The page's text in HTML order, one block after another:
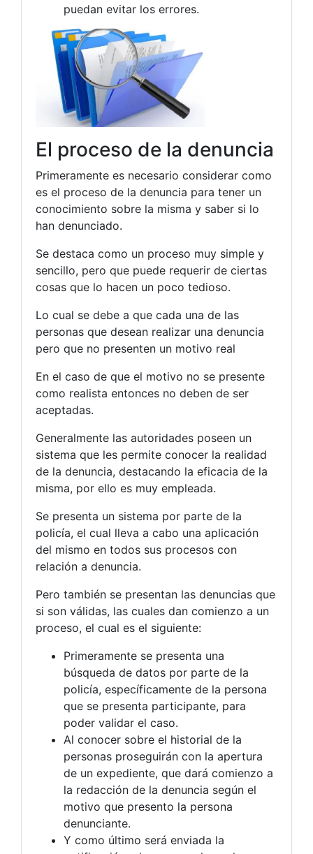
puedan evitar los errores.
El proceso de la denuncia
Primeramente es necesario considerar como
es el proceso de la denuncia para tener un
conocimiento sobre la misma y saber si lo
han denunciado.
Se destaca como un proceso muy simple y
sencillo, pero que puede requerir de ciertas
cosas que lo hacen un poco tedioso.
Lo cual se debe a que cada una de las
personas que desean realizar una denuncia
pero que no presenten un motivo real
En el caso de que el motivo no se presente
como realista entonces no deben de ser
aceptadas.
Generalmente las autoridades poseen un
sistema que les permite conocer la realidad
de la denuncia, destacando la eficacia de la
misma, por ello es muy empleada.
Se presenta un sistema por parte de la
policía, el cual lleva a cabo una aplicación
del mismo en todos sus procesos con
relación a denuncia.
Pero también se presentan las denuncias que
si son válidas, las cuales dan comienzo a un
proceso, el cual es el siguiente:
Primeramente se presenta una
búsqueda de datos por parte de la
policía, específicamente de la persona
que se presenta participante, para
poder validar el caso.
Al conocer sobre el historial de la
personas proseguirán con la apertura
de un expediente, que dará comienzo a
la redacción de la denuncia según el
motivo que presento la persona
denunciante.
Y como último será enviada la